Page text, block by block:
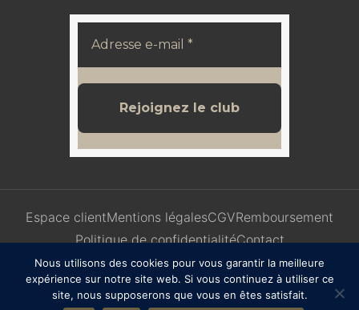
Espace clientMentions légalesCGVRemboursement
Politique de confidentialitéContact
Nous utilisons des cookies pour vous garantir la meilleure
expérience sur notre site web. Si vous continuez à utiliser ce
site, nous supposerons que vous en êtes satisfait.